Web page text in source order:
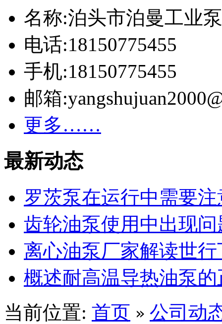
名称:泊头市泊曼工业
电话:18150775455
手机:18150775455
邮箱
更多……
最新动态
罗茨泵在运行中需要
齿轮油泵使用中出现
离心油泵厂家解读世
概述耐高温导热油泵
当前位置: 首页 » 公司动